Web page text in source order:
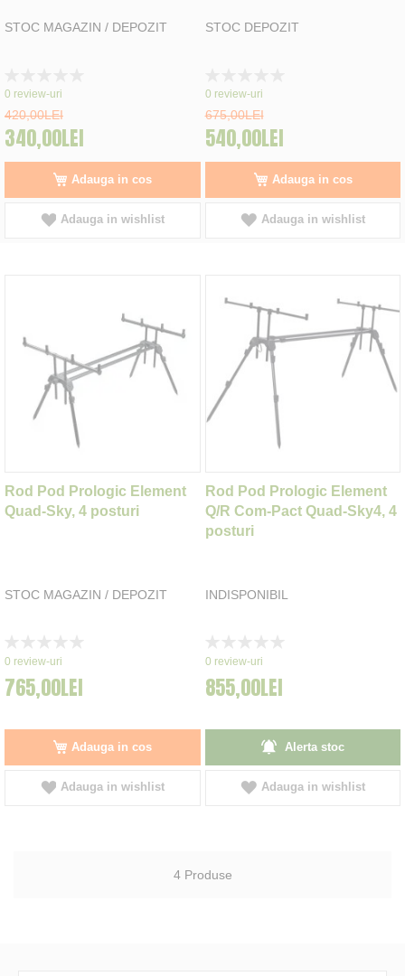
STOC MAGAZIN / DEPOZIT
0%
0 review-uri
420,00LEI
340,00LEI
Adauga in cos
Adauga in wishlist
STOC DEPOZIT
0%
0 review-uri
675,00LEI
540,00LEI
Adauga in cos
Adauga in wishlist
Rod Pod Prologic Element
Quad-Sky, 4 posturi
STOC MAGAZIN / DEPOZIT
0%
0 review-uri
765,00LEI
Adauga in cos
Adauga in wishlist
Rod Pod Prologic Element
Q/R Com-Pact Quad-Sky4, 4
posturi
INDISPONIBIL
0%
0 review-uri
855,00LEI
Alerta stoc
Adauga in wishlist
4Produse